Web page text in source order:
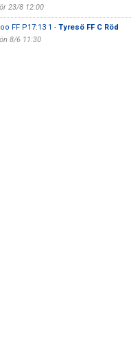
23/8 12:00
FF P17:13 1 - Tyresö FF C Röd
8/6 11:30